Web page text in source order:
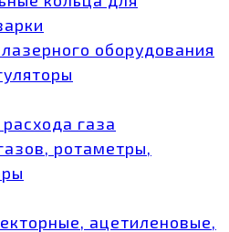
оборудования
газа
ротаметры,
ацетиленовые,